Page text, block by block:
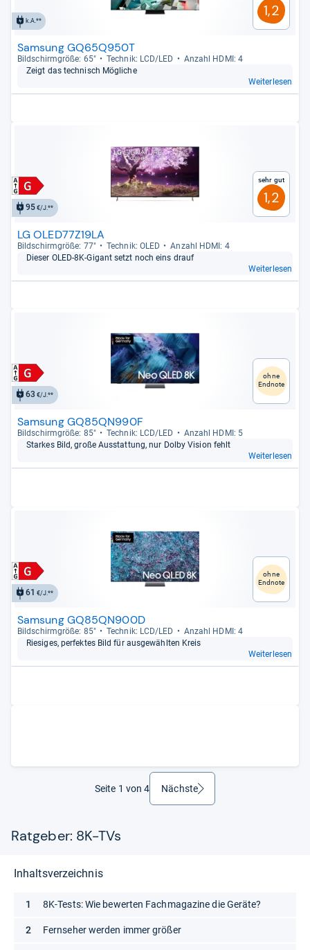
k.A.**
1,2
Samsung GQ65Q950T
Bild­schirm­größe: 65" Tech­nik: LCD/LED
Anzahl HDMI: 4
Zeigt das tech­nisch Mög­li­che
Weiterlesen
95€/J.**
Sehr gut
1,2
LG OLED77Z19LA
Bild­schirm­größe: 77" Tech­nik: OLED
Anzahl HDMI: 4
Die­ser OLED-​8K-​Gigant setzt noch eins drauf
Weiterlesen
63 €/J.**
ohne
Endnote
Samsung GQ85QN990F
Bild­schirm­größe: 85" Tech­nik: LCD/LED
Anzahl HDMI: 5
Star­kes Bild, große Aus­stat­tung, nur Dolby Vision fehlt
Weiterlesen
61 €/J.**
ohne
Endnote
Samsung GQ85QN900D
Bild­schirm­größe: 85" Tech­nik: LCD/LED
Anzahl HDMI: 4
Rie­si­ges, per­fek­tes Bild für aus­ge­wähl­ten Kreis
Weiterlesen
Seite 1 von 4 Nächsteweiter
Ratgeber: 8K-TVs
Inhaltsverzeichnis
8K-Tests: Wie bewerten Fachmagazine die Geräte?
Fernseher werden immer größer